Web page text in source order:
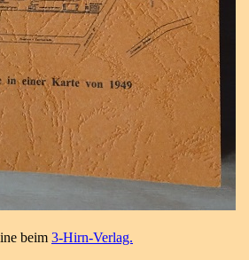
beim 3-Hirn-Verlag.